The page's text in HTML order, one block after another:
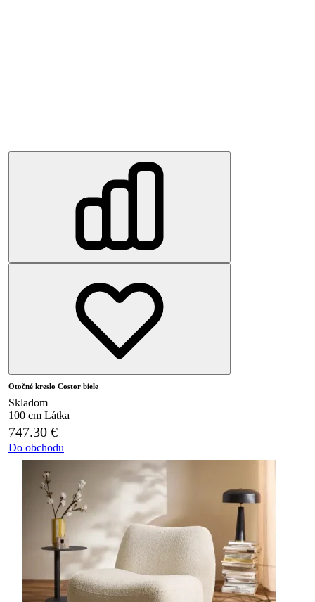
Otočné kreslo Costor biele
Skladom
100 cm Látka
747.30 €
Do obchodu